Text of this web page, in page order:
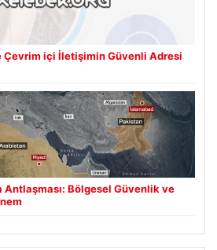
Çevrim içi İletişimin Güvenli Adresi
Bölgesel Güvenlik ve